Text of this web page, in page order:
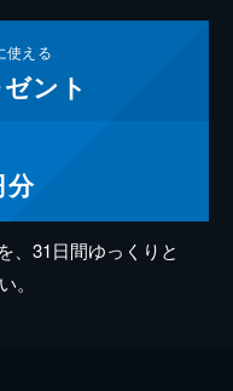
使える
ント
分
、31日間ゆっくりと
。